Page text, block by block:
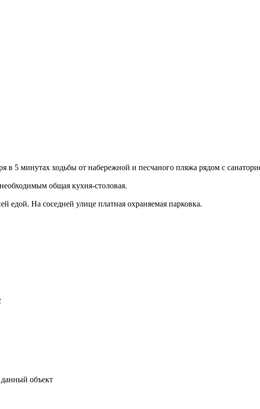
в 5 минутах ходьбы от набережной и песчаного пляжа рядом с
общая кухня-столовая.
едой. На соседней улице платная охраняемая парковка.
объект